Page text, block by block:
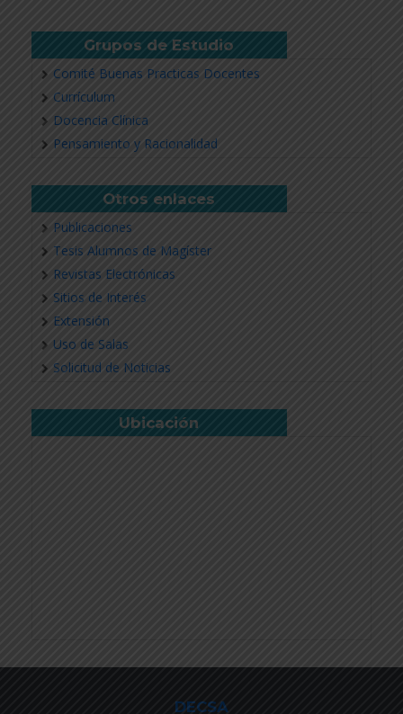
Grupos de Estudio
Comité Buenas Practicas Docentes
Currículum
Docencia Clínica
Pensamiento y Racionalidad
Otros enlaces
Publicaciones
Tesis Alumnos de Magíster
Revistas Electrónicas
Sitios de Interés
Extensión
Uso de Salas
Solicitud de Noticias
Ubicación
DECSA